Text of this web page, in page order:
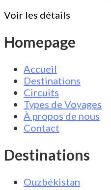
Voir les détails
Homepage
Accueil
Destinations
Circuits
Types de Voyages
À propos de nous
Contact
Destinations
Ouzbékistan